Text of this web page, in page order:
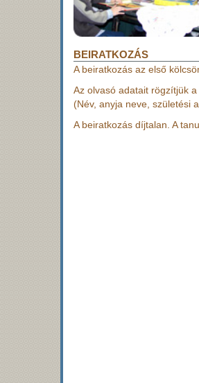
BEIRATKOZÁS
A beiratkozás az első
Az olvasó adatait rögzítjük
(Név, anyja neve, születési
A beiratkozás díjtalan. A